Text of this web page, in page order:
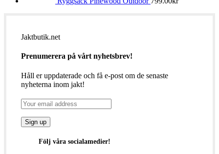
Jaktbutik.net
Prenumerera på vårt nyhetsbrev!
Håll er uppdaterade och få e-post om de senaste
nyheterna inom jakt!
Följ våra socialamedier!